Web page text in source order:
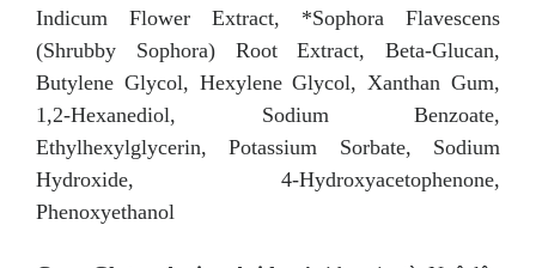
Indicum Flower Extract, *Sophora Flavescens
(Shrubby Sophora) Root Extract, Beta-Glucan,
Butylene Glycol, Hexylene Glycol, Xanthan Gum,
1,2-Hexanediol, Sodium Benzoate,
Ethylhexylglycerin, Potassium Sorbate, Sodium
Hydroxide, 4-Hydroxyacetophenone,
Phenoxyethanol